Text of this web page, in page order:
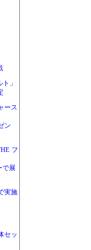
」
ース
ン
フ
で展
実施
セッ